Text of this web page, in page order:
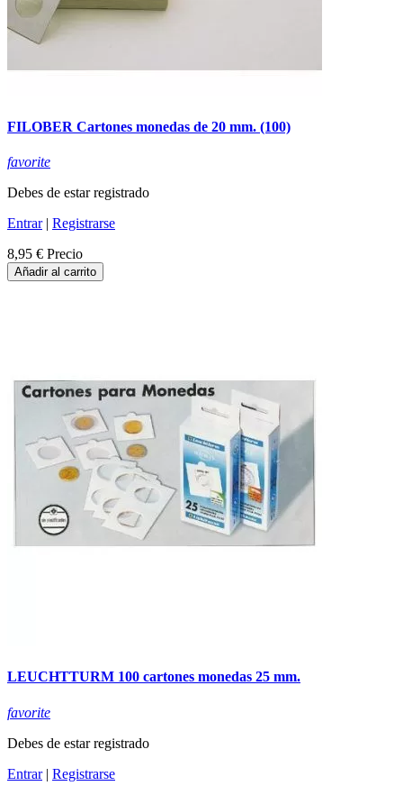
FILOBER Cartones monedas de 20 mm. (100)
favorite
Debes de estar registrado
Entrar| Registrarse
8,95 € Precio
Añadir al carrito
LEUCHTTURM 100 cartones monedas 25 mm.
favorite
Debes de estar registrado
Entrar| Registrarse